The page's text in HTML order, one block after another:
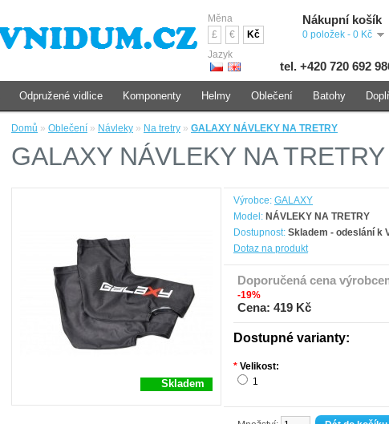
Jazyk
Měna
£
€ Kč
Nákupní košík
0 položek - 0 Kč
tel. +420 720 692
Domů » Oblečení » Návleky » Na tretry » GALAXY NÁVLEKY NA TRETRY
GALAXY NÁVLEKY NA TRETRY
Skladem
Výrobce: GALAXY
Model: NÁVLEKY NA TRETRY
Dostupnost: Skladem - odeslání k
Dotaz na produkt
Doporučená cena
-19%
Cena: 419 Kč
Dostupné varianty:
* Velikost:
1
Odpružené vidlice Komponenty Helmy Oblečení Batohy